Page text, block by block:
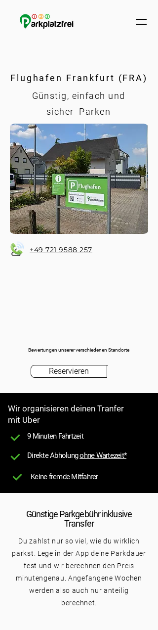
Flughafen Frankfurt (FRA)
Günstig, einfach und
sicher Parken
+49 721 9588 257
Bewertungen unserer verschiedenen Standorte
Reservieren
Wir organisieren deinen Tranfer
mit Uber
9 Minuten Fahrtzeit
Direkte Abholungohne Wartezeit*
Keine fremde Mitfahrer
Günstige Parkgebühr inklusive
Transfer
Du zahlst nur so viel, wie du wirklich
parkst. Lege in der App deine Parkdauer
fest und wir berechnen den Preis
minutengenau. Angefangene Wochen
werden also auch nur anteilig
berechnet.